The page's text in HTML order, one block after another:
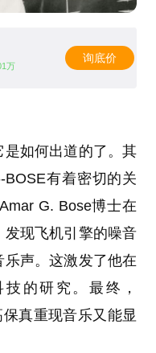
万
询底价
如何出道的了。其
有着密切的关
G. Bose博士在
现飞机引擎的噪音
声。这激发了他在
的研究。最终，
真重现音乐又能显